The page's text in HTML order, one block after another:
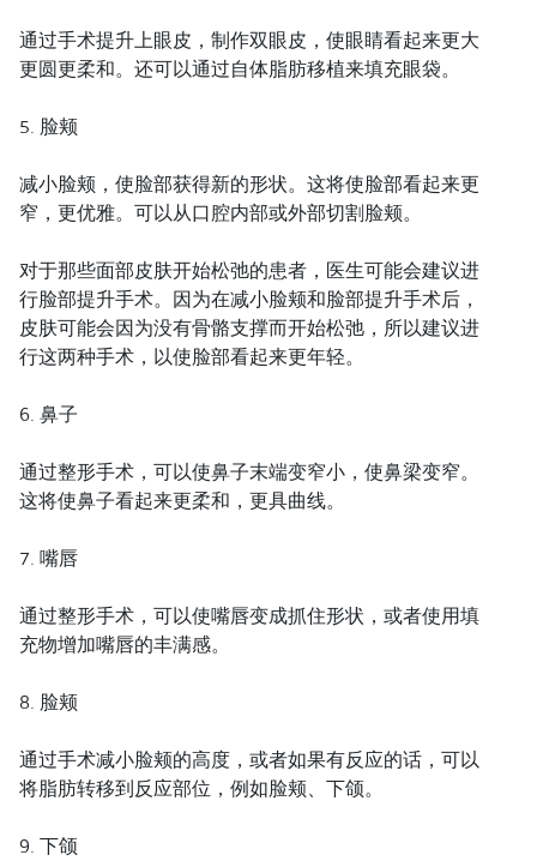
通过手术提升上眼皮，制作双眼皮，使眼睛看起来更大
更圆更柔和。还可以通过自体脂肪移植来填充眼袋。
5. 脸颊
减小脸颊，使脸部获得新的形状。这将使脸部看起来更
窄，更优雅。可以从口腔内部或外部切割脸颊。
对于那些面部皮肤开始松弛的患者，医生可能会建议进
行脸部提升手术。因为在减小脸颊和脸部提升手术后，
皮肤可能会因为没有骨骼支撑而开始松弛，所以建议进
行这两种手术，以使脸部看起来更年轻。
6. 鼻子
通过整形手术，可以使鼻子末端变窄小，使鼻梁变窄。
这将使鼻子看起来更柔和，更具曲线。
7. 嘴唇
通过整形手术，可以使嘴唇变成抓住形状，或者使用填
充物增加嘴唇的丰满感。
8. 脸颊
通过手术减小脸颊的高度，或者如果有反应的话，可以
将脂肪转移到反应部位，例如脸颊、下颌。
9. 下颌